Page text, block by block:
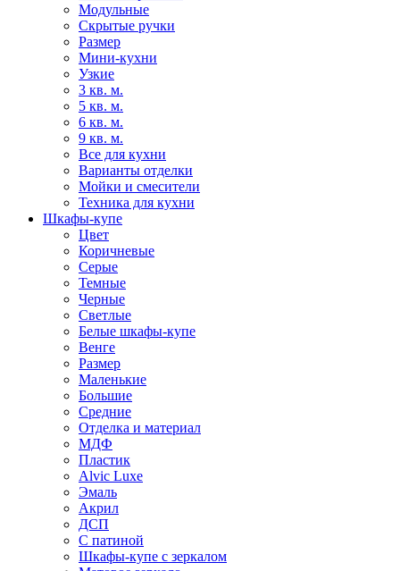
Модульные
Скрытые ручки
Размер
Мини-кухни
Узкие
3 кв. м.
5 кв. м.
6 кв. м.
9 кв. м.
Все для кухни
Варианты отделки
Мойки и смесители
Техника для кухни
Шкафы-купе
Цвет
Коричневые
Серые
Темные
Черные
Светлые
Белые шкафы-купе
Венге
Размер
Маленькие
Большие
Средние
Отделка и материал
МДФ
Пластик
Alvic Luxe
Эмаль
Акрил
ДСП
С патиной
Шкафы-купе с зеркалом